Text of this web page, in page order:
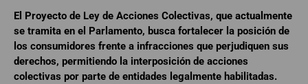
El Proyecto de Ley de Acciones Colectivas, que actualmente
se tramita en el Parlamento, busca fortalecer la posición de
los consumidores frente a infracciones que perjudiquen sus
derechos, permitiendo la interposición de acciones
colectivas por parte de entidades legalmente habilitadas.